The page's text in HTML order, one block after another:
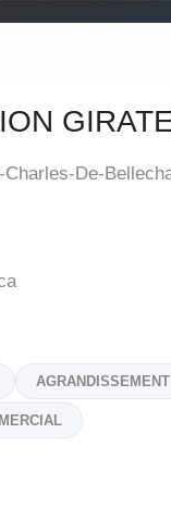
De-
AGRANDISSEMENT